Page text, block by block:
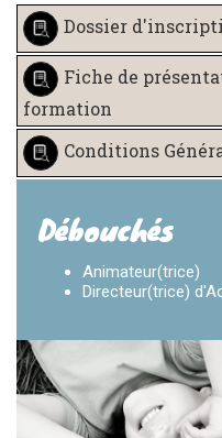
Dossier
Fiche de
formation
Conditions
Débouchés
Animateur(trice)
Directeur(trice)